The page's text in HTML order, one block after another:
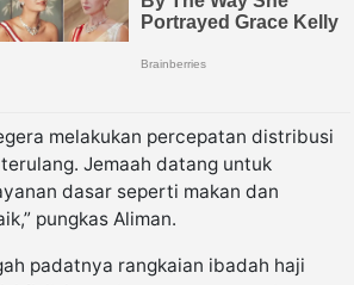
melakukan percepatan distribusi
Jemaah datang untuk
dasar seperti makan dan
pungkas Aliman.
padatnya rangkaian ibadah haji